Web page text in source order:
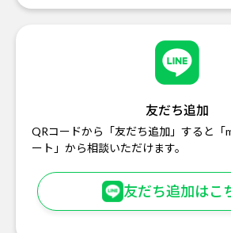
友だち追加
QRコードから「友だち追加」すると「
ート」から相談いただけます。
友だち追加はこ